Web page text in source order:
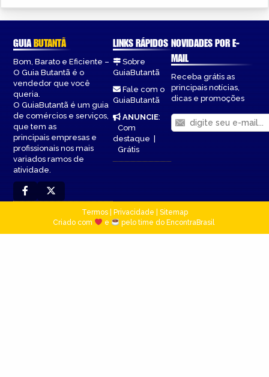
GUIABUTANTÃ
Bom, Barato e Eficiente –
O Guia Butantã é o
vendedor que você
queria.
O GuiaButantã é um guia
de comércios e serviços,
que tem as
principais empresas e
profissionais nos mais
variados ramos de
atividade.
LINKS RÁPIDOS
Sobre
GuiaButantã
Fale com o
GuiaButantã
ANUNCIE:
Com
destaque|
Grátis
NOVIDADES POR E-
MAIL
Receba grátis as
principais notícias,
dicas e promoções
Termos| Privacidade
Sitemap
Criado com
e pelo time do EncontraBrasil